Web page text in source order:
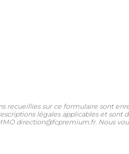
recueillies sur ce formulaire sont
légales applicables et sont
direction@fcpremium.fr. Nous